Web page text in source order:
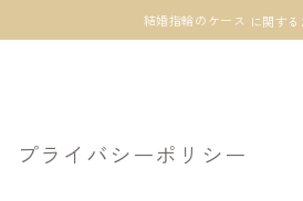
結婚指輪のケース に関す
プライバシーポリシー